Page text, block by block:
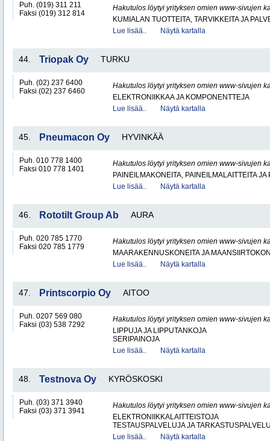
Puh. (019) 311 211
Faksi (019) 312 814
Hakutulos löytyi yrityksen omien www-sivujen
KUMIALAN TUOTTEITA, TARVIKKEITA JA
Lue lisää..
Näytä kartalla
44. Triopak Oy TURKU
Puh. (02) 237 6400
Faksi (02) 237 6460
Hakutulos löytyi yrityksen omien www-sivujen
ELEKTRONIIKKAA JA KOMPONENTTEJA
Lue lisää..
Näytä kartalla
45. Pneumacon Oy HYVINKÄÄ
Puh. 010 778 1400
Faksi 010 778 1401
Hakutulos löytyi yrityksen omien www-sivujen
PAINEILMAKONEITA, PAINEILMALAITTEITA
Lue lisää..
Näytä kartalla
46. Rototilt Group Ab AURA
Puh. 020 785 1770
Faksi 020 785 1779
Hakutulos löytyi yrityksen omien www-sivujen
MAARAKENNUSKONEITA JA
Lue lisää..
Näytä kartalla
47. Printscorpio Oy AITOO
Puh. 0207 569 080
Faksi (03) 538 7292
Hakutulos löytyi yrityksen omien www-sivujen
LIPPUJA JA LIPPUTANKOJA
SERIPAINOJA
Lue lisää..
Näytä kartalla
48. Testnova Oy KYRÖSKOSKI
Puh. (03) 371 3940
Faksi (03) 371 3941
Hakutulos löytyi yrityksen omien www-sivujen
ELEKTRONIIKKALAITTEISTOJA
TESTAUSPALVELUJA JA
Lue lisää..
Näytä kartalla